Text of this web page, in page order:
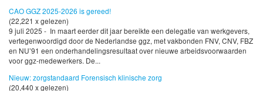
CAO GGZ 2025-2026 is gereed!
(22,221 x gelezen)
9 juli 2025 - In maart eerder dit jaar bereikte een delegatie van werkgevers,
vertegenwoordigd door de Nederlandse ggz, met vakbonden FNV, CNV, FBZ
en NU’91 een onderhandelingsresultaat over nieuwe arbeidsvoorwaarden
voor ggz-medewerkers. De...
Nieuw: zorgstandaard Forensisch klinische zorg
(20,440 x gelezen)